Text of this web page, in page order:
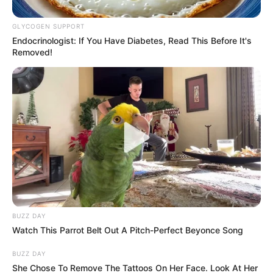
"Lo que queremos es ir mejorando nuestra propuesta y
GLYCOGEN SUPPORT
Endocrinologist: If You Have Diabetes, Read This Before It's
Removed!
BUZZ DAY
Watch This Parrot Belt Out A Pitch-Perfect Beyonce Song
BUZZ DAY
She Chose To Remove The Tattoos On Her Face. Look At Her